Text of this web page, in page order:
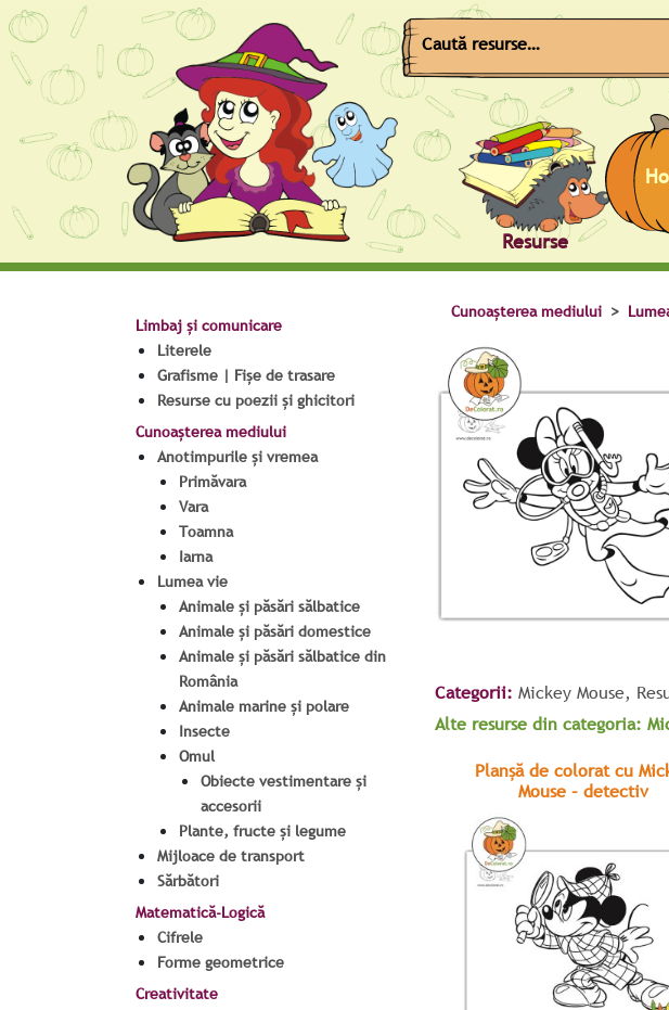
Resurse
Limbaj și comunicare
Literele
Grafisme | Fișe de trasare
Resurse cu poezii și ghicitori
Cunoașterea mediului
Anotimpurile și vremea
Primăvara
Vara
Toamna
Iarna
Lumea vie
Animale și păsări sălbatice
Animale și păsări domestice
Animale și păsări sălbatice din
România
Animale marine și polare
Insecte
Omul
Obiecte vestimentare și
accesorii
Plante, fructe și legume
Mijloace de transport
Sărbători
Matematică-Logică
Cifrele
Forme geometrice
Creativitate
Cunoașterea mediului
Categorii: Mickey Mouse,
Alte resurse din categoria:
Planșă de colorat cu
Mouse – detectiv